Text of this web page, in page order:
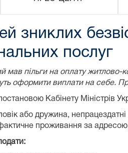
зниклих
послуг
мав пільги на оплату житлово-
оформити виплати на себе.
Кабінету Міністрів
або дружина, непрацездатні
проживання за